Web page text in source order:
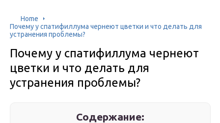
Home
Почему у спатифиллума чернеют цветки и что делать для
устранения проблемы?
Почему у спатифиллума чернеют
цветки и что делать для
устранения проблемы?
Содержание: